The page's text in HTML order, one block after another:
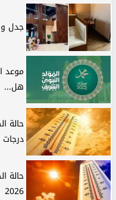
جدل
هل...
حالة
درجات
2026